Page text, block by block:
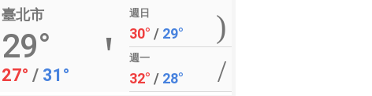
臺北市
29°
27° / 31°
週日
30° / 29°
週一
32° / 28°